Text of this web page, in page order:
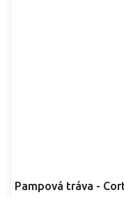
Pampová tráva -